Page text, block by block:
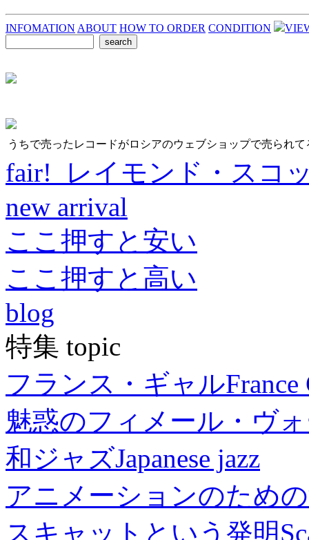
INFOMATION ABOUT HOW TO ORDER CONDITION
うちで売ったレコードがロシアのウェブショップで売られ
fair! レイモンド・スコ
new arrival
ここ押すと安い
ここ押すと高い
blog
特集 topic
フランス・ギャルFrance
魅惑のフィメール・ヴ
和ジャズJapanese jazz
アニメーションのため
スキャットという発明